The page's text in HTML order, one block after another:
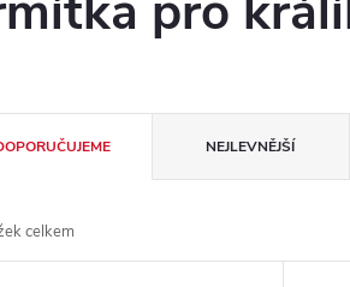
NEJLEVNĚJŠÍ
celkem